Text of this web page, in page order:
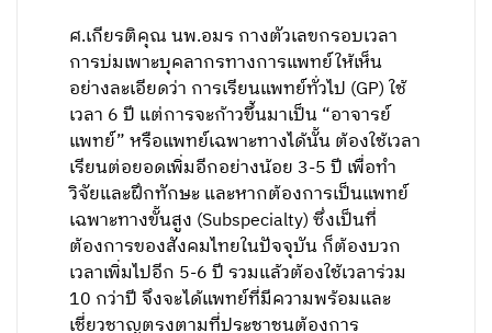
ศ.เกียรติคุณ นพ.อมร กางตัวเลขกรอบเวลา
การบ่มเพาะบุคลากรทางการแพทย์ให้เห็น
อย่างละเอียดว่า การเรียนแพทย์ทั่วไป (GP) ใช้
เวลา 6 ปี แต่การจะก้าวขึ้นมาเป็น “อาจารย์
แพทย์” หรือแพทย์เฉพาะทางได้นั้น ต้องใช้เวลา
เรียนต่อยอดเพิ่มอีกอย่างน้อย 3-5 ปี เพื่อทำ
วิจัยและฝึกทักษะ และหากต้องการเป็นแพทย์
เฉพาะทางขั้นสูง (Subspecialty) ซึ่งเป็นที่
ต้องการของสังคมไทยในปัจจุบัน ก็ต้องบวก
เวลาเพิ่มไปอีก 5-6 ปี รวมแล้วต้องใช้เวลาร่วม
10 กว่าปี จึงจะได้แพทย์ที่มีความพร้อมและ
เชี่ยวชาญตรงตามที่ประชาชนต้องการ